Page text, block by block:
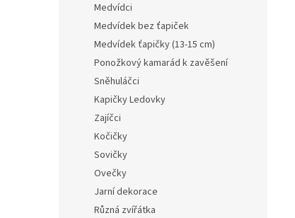
Medvídci
Medvídek bez ťapiček
Medvídek ťapičky (13-15 cm)
Ponožkový kamarád k zavěšení
Sněhuláčci
Kapičky Ledovky
Zajíčci
Kočičky
Sovičky
Ovečky
Jarní dekorace
Různá zvířátka